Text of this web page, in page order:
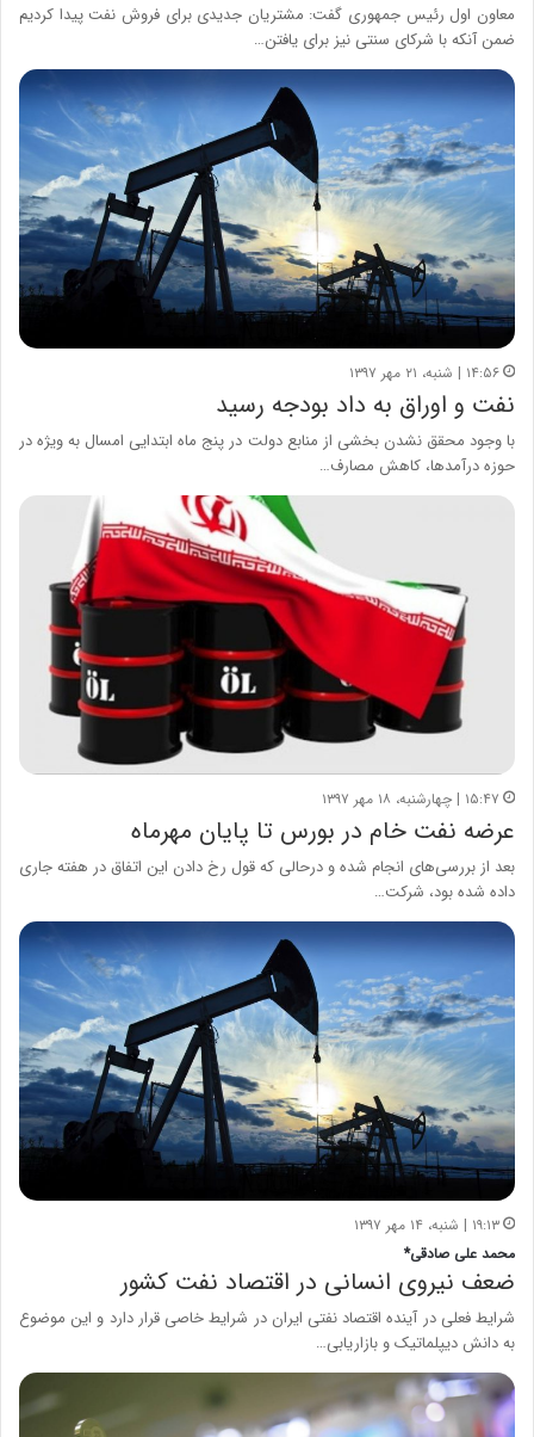
معاون اول رئیس جمهوری گفت: مشتریان جدیدی برای فروش نفت پیدا کردیم
ضمن آنکه با شرکای سنتی نیز برای یافتن…
۱۴:۵۶ | شنبه، ۲۱ مهر ۱۳۹۷
نفت و اوراق به داد بودجه رسید
با وجود محقق نشدن بخشی از منابع دولت در پنج ماه ابتدایی امسال به ویژه در
حوزه درآمدها، کاهش مصارف…
۱۵:۴۷ | چهارشنبه، ۱۸ مهر ۱۳۹۷
عرضه نفت خام در بورس تا پایان مهرماه
بعد از بررسی‌های انجام شده و درحالی که قول رخ دادن این اتفاق در هفته جاری
داده شده بود، شرکت…
۱۹:۱۳ | شنبه، ۱۴ مهر ۱۳۹۷
محمد علی صادقی*
ضعف نیروی انسانی در اقتصاد نفت کشور
شرایط فعلی در آینده اقتصاد نفتی ایران در شرایط خاصی قرار دارد و این موضوع
به دانش دیپلماتیک و بازاریابی…